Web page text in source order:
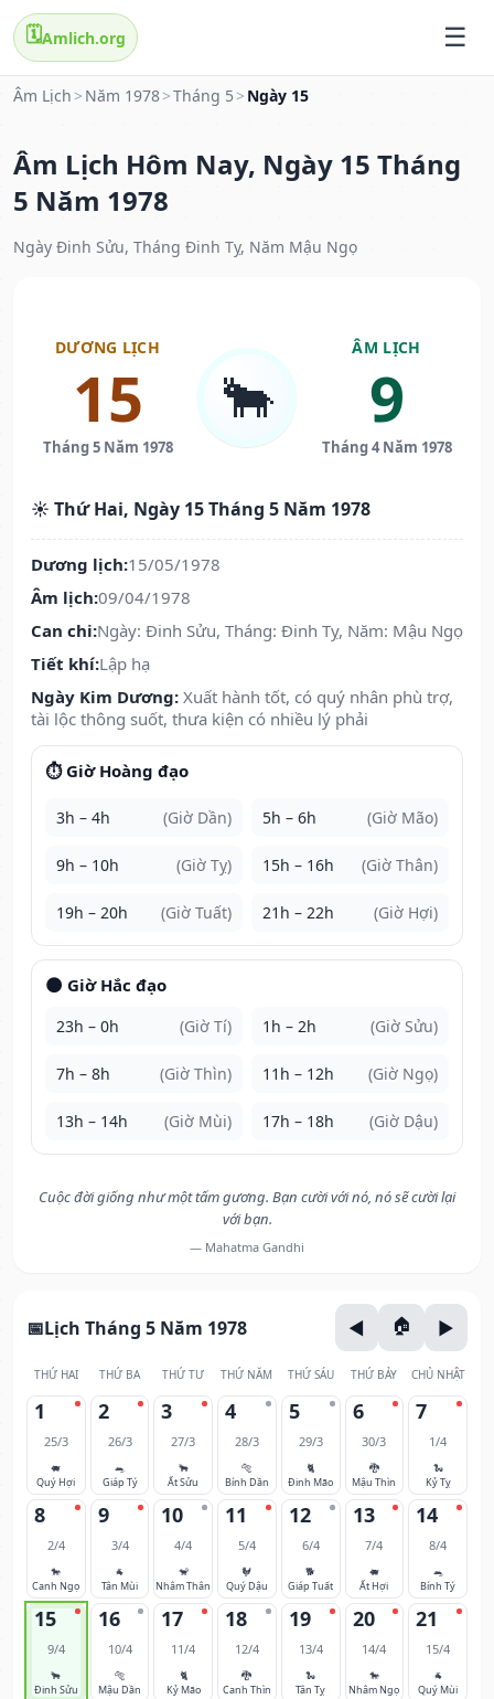
🗓️Amlich.org
Âm Lịch > Năm 1978>Tháng 5 > Ngày 15
Âm Lịch Hôm Nay, Ngày 15 Tháng
5 Năm 1978
Ngày Đinh Sửu, Tháng Đinh Tỵ, Năm Mậu Ngọ
DƯƠNG LỊCH
15
Tháng 5 Năm 1978
🐂
ÂM LỊCH
9
Tháng 4 Năm 1978
☀️ Thứ Hai, Ngày 15 Tháng 5 Năm 1978
Dương lịch:15/05/1978
Âm lịch:09/04/1978
Can chi:Ngày: Đinh Sửu, Tháng: Đinh Tỵ, Năm: Mậu Ngọ
Tiết khí:Lập hạ
Ngày Kim Dương: Xuất hành tốt, có quý nhân phù trợ,
tài lộc thông suốt, thưa kiện có nhiều lý phải
⏱️ Giờ Hoàng đạo
3h – 4h (Giờ Dần) 5h – 6h (Giờ Mão)
9h – 10h (Giờ Tỵ) 15h – 16h (Giờ Thân)
19h – 20h (Giờ Tuất) 21h – 22h (Giờ Hợi)
🌑 Giờ Hắc đạo
23h – 0h (Giờ Tí) 1h – 2h (Giờ Sửu)
7h – 8h (Giờ Thìn) 11h – 12h (Giờ Ngọ)
13h – 14h (Giờ Mùi) 17h – 18h (Giờ Dậu)
Cuộc đời giống như một tấm gương. Bạn cười với nó, nó sẽ cười lại
với bạn.
— Mahatma Gandhi
Lịch Tháng 5 Năm 1978
THỨ HAI THỨ BA THỨ TƯ THỨ NĂM THỨ SÁU THỨ BẢY CHỦ NHẬT
1
25/3
🐖
Quý Hợi
2
26/3
🐀
Giáp Tý
3
27/3
🐂
Ất Sửu
4
28/3
🐅
Bính Dần
5
29/3
🐈
Đinh Mão
6
30/3
🐉
Mậu Thìn
7
1/4
🐍
Kỷ Tỵ
8
2/4
🐎
Canh Ngọ
9
3/4
🐐
Tân Mùi
10
4/4
🐒
Nhâm Thân
11
5/4
🐓
Quý Dậu
12
6/4
🐕
Giáp Tuất
13
7/4
🐖
Ất Hợi
14
8/4
🐀
Bính Tý
15
9/4
🐂
Đinh Sửu
16
10/4
🐅
Mậu Dần
17
11/4
🐈
Kỷ Mão
18
12/4
🐉
Canh Thìn
19
13/4
🐍
Tân Tỵ
20
14/4
🐎
Nhâm Ngọ
21
15/4
🐐
Quý Mùi